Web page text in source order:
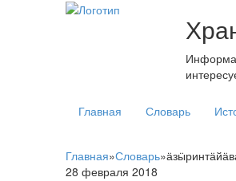
Главная Словарь
Главная»Словарь»
28 февраля 2018